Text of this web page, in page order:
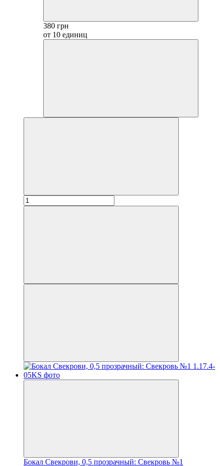
380 грн
от 10 единиц
Бокал Свекрови, 0,5 прозрачный: Свекровь №1